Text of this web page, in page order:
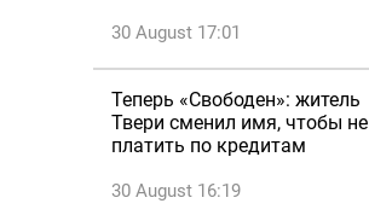
30 August 17:01
Теперь «Свободен»: житель
Твери сменил имя, чтобы не
платить по кредитам
30 August 16:19